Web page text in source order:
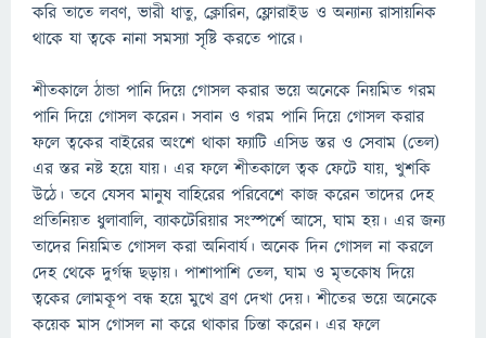
করি তাতে লবণ, ভারী ধাতু, ক্লোরিন, ফ্লোরাইড ও অন্যান্য রাসায়নিক
থাকে যা ত্বকে নানা সমস্যা সৃষ্টি করতে পারে।
শীতকালে ঠান্ডা পানি দিয়ে গোসল করার ভয়ে অনেকে নিয়মিত গরম
পানি দিয়ে গোসল করেন। সবান ও গরম পানি দিয়ে গোসল করার
ফলে ত্বকের বাইরের অংশে থাকা ফ্যাটি এসিড স্তর ও সেবাম (তেল)
এর স্তর নষ্ট হয়ে যায়। এর ফলে শীতকালে ত্বক ফেটে যায়, খুশকি
উঠে। তবে যেসব মানুষ বাহিরের পরিবেশে কাজ করেন তাদের দেহ
প্রতিনিয়ত ধুলাবালি, ব্যাকটেরিয়ার সংস্পর্শে আসে, ঘাম হয়। এর জন্য
তাদের নিয়মিত গোসল করা অনিবার্য। অনেক দিন গোসল না করলে
দেহ থেকে দুর্গন্ধ ছড়ায়। পাশাপাশি তেল, ঘাম ও মৃতকোষ দিয়ে
ত্বকের লোমকূপ বন্ধ হয়ে মুখে ব্রণ দেখা দেয়। শীতের ভয়ে অনেকে
কয়েক মাস গোসল না করে থাকার চিন্তা করেন। এর ফলে